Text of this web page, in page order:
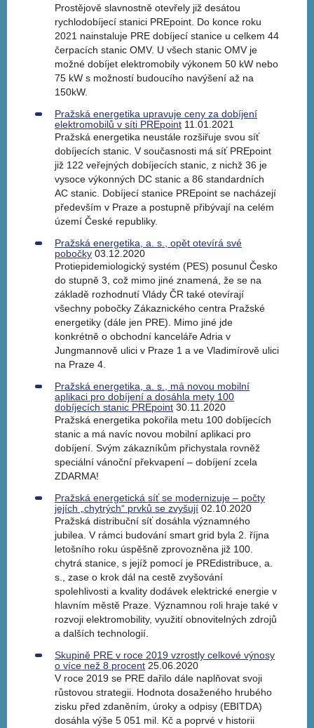
Prostějově slavnostně otevřely již desátou
rychlodobíjecí stanici PREpoint. Do konce roku
2021 nainstaluje PRE dobíjecí stanice u celkem 44
čerpacích stanic OMV. U všech stanic OMV je
možné dobíjet elektromobily výkonem 50 kW nebo
75 kW s možností budoucího navýšení až na
150kW.
Pražská energetika upravuje ceny za dobíjení
elektromobilů v síti PREpoint 11.01.2021
Pražská energetika neustále rozšiřuje svou síť
dobíjecích stanic. V současnosti má síť PREpoint
již 122 veřejných dobíjecích stanic, z nichž 36 je
vysoce výkonných DC stanic a 86 standardních
AC stanic. Dobíjecí stanice PREpoint se nacházejí
především v Praze a postupně přibývají na celém
území České republiky.
Pražská energetika, a. s., opět otevírá své
pobočky 03.12.2020
Protiepidemiologický systém (PES) posunul Česko
do stupně 3, což mimo jiné znamená, že se na
základě rozhodnutí Vlády ČR také otevírají
všechny pobočky Zákaznického centra Pražské
energetiky (dále jen PRE). Mimo jiné jde
konkrétně o obchodní kanceláře Adria v
Jungmannově ulici v Praze 1 a ve Vladimírově ulici
na Praze 4.
Pražská energetika, a. s., má novou mobilní
aplikaci pro dobíjení a dosáhla mety 100
dobíjecích stanic PREpoint 30.11.2020
Pražská energetika pokořila metu 100 dobíjecích
stanic a má navíc novou mobilní aplikaci pro
dobíjení. Svým zákazníkům přichystala rovněž
speciální vánoční překvapení – dobíjení zcela
ZDARMA!
Pražská energetická síť se modernizuje – počty
jejích „chytrých“ prvků se zvyšují 02.10.2020
Pražská distribuční síť dosáhla významného
jubilea. V rámci budování smart grid byla 2. října
letošního roku úspěšně zprovozněna již 100.
chytrá stanice, s jejíž pomocí je PREdistribuce, a.
s., zase o krok dál na cestě zvyšování
spolehlivosti a kvality dodávek elektrické energie v
hlavním městě Praze. Významnou roli hraje také v
rozvoji elektromobility, využití obnovitelných zdrojů
a dalších technologií.
Skupině PRE v roce 2019 vzrostly celkové výnosy
o více než 8 procent 25.06.2020
V roce 2019 se PRE dařilo dále naplňovat svoji
růstovou strategii. Hodnota dosaženého hrubého
zisku před zdaněním, úroky a odpisy (EBITDA)
dosáhla výše 5 051 mil. Kč a poprvé v historii